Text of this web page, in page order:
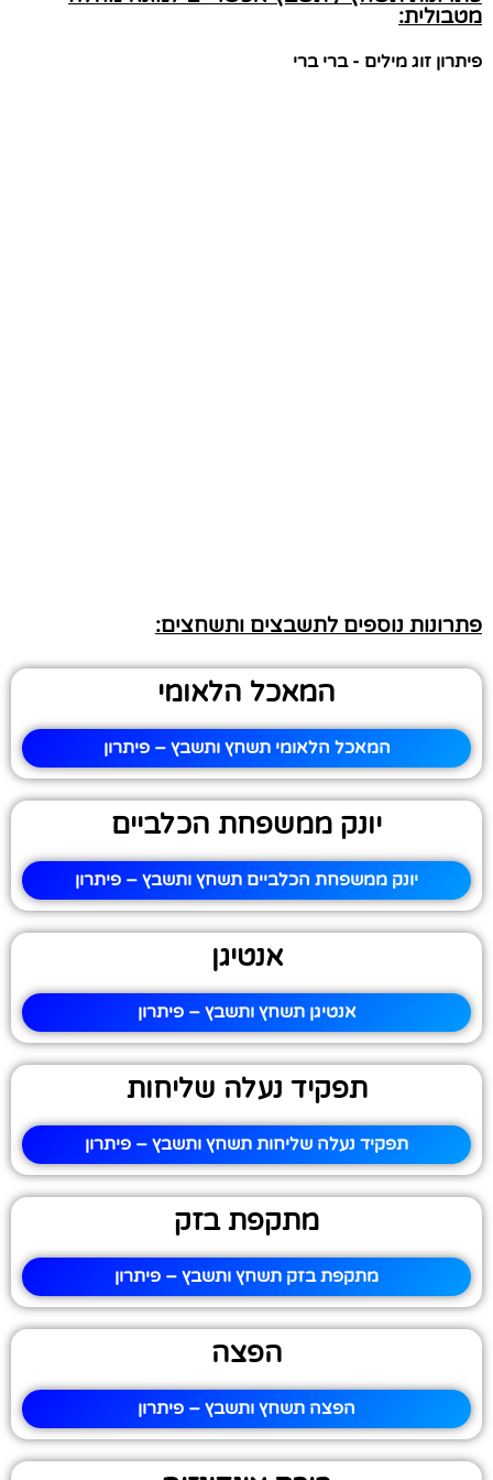
מטבולית:
פיתרון זוג מילים - ברי ברי
פתרונות נוספים לתשבצים ותשחצים:
המאכל הלאומי
המאכל הלאומי תשחץ ותשבץ – פיתרון
יונק ממשפחת הכלביים
יונק ממשפחת הכלביים תשחץ ותשבץ – פיתרון
אנטיגן
אנטיגן תשחץ ותשבץ – פיתרון
תפקיד נעלה שליחות
תפקיד נעלה שליחות תשחץ ותשבץ – פיתרון
מתקפת בזק
מתקפת בזק תשחץ ותשבץ – פיתרון
הפצה
הפצה תשחץ ותשבץ – פיתרון